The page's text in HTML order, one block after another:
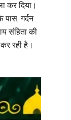
कर दिया।
गर्दन
संहिता की
रही है।